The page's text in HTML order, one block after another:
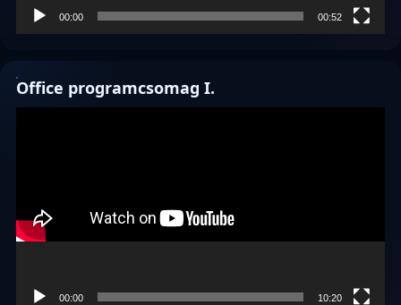
00:00 00:52
Office programcsomag I.
00:00 10:20